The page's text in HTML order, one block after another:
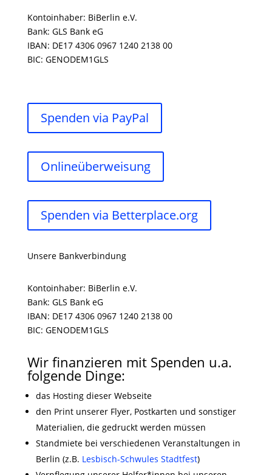
Kontoinhaber: BiBerlin e.V.
Bank: GLS Bank eG
IBAN: DE17 4306 0967 1240 2138 00
BIC: GENODEM1GLS
Spenden via PayPal
Onlineüberweisung
Spenden via Betterplace.org
Unsere Bankverbindung
Kontoinhaber: BiBerlin e.V.
Bank: GLS Bank eG
IBAN: DE17 4306 0967 1240 2138 00
BIC: GENODEM1GLS
Wir finanzieren mit Spenden u.a.
folgende Dinge:
das Hosting dieser Webseite
den Print unserer Flyer, Postkarten und sonstiger
Materialien, die gedruckt werden müssen
Standmiete bei verschiedenen Veranstaltungen in
Berlin (z.B. Lesbisch-Schwules Stadtfest)